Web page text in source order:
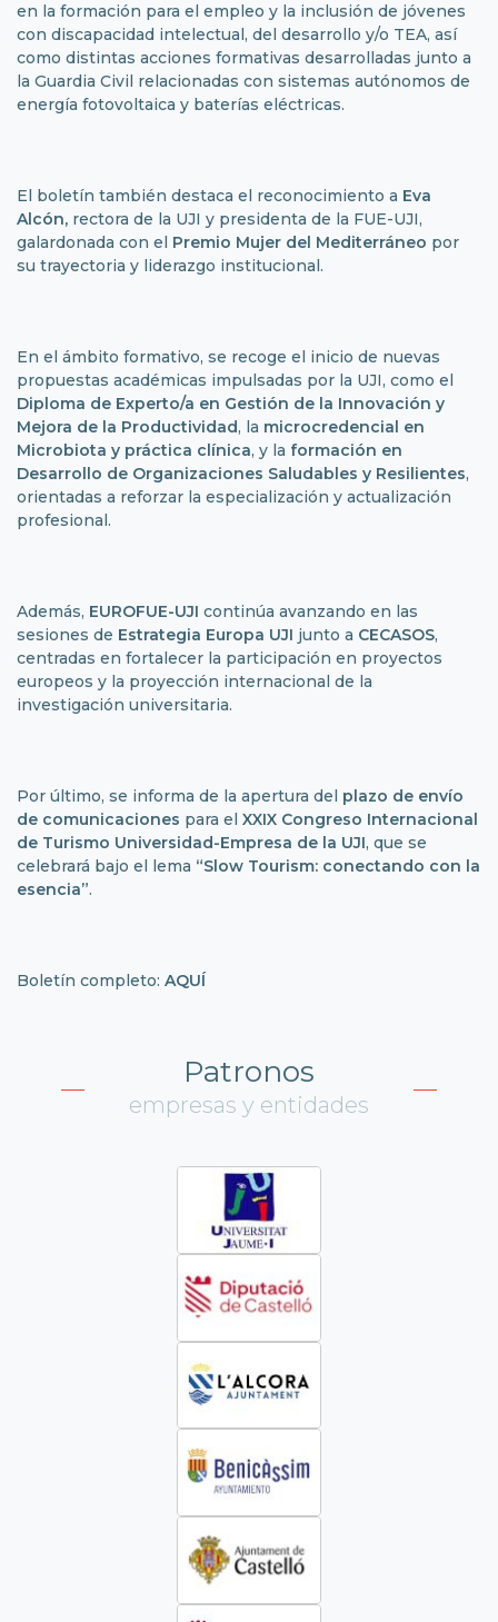
en la formación para el empleo y la inclusión de jóvenes
con discapacidad intelectual, del desarrollo y/o TEA, así
como distintas acciones formativas desarrolladas junto a
la Guardia Civil relacionadas con sistemas autónomos de
energía fotovoltaica y baterías eléctricas.
El boletín también destaca el reconocimiento a Eva
Alcón, rectora de la UJI y presidenta de la FUE-UJI,
galardonada con el Premio Mujer del Mediterráneo por
su trayectoria y liderazgo institucional.
En el ámbito formativo, se recoge el inicio de nuevas
propuestas académicas impulsadas por la UJI, como el
Diploma de Experto/a en Gestión de la Innovación y
Mejora de la Productividad, la microcredencial en
Microbiota y práctica clínica, y la formación en
Desarrollo de Organizaciones Saludables y Resilientes,
orientadas a reforzar la especialización y actualización
profesional.
Además, EUROFUE-UJI continúa avanzando en las
sesiones de Estrategia Europa UJI junto a CECASOS,
centradas en fortalecer la participación en proyectos
europeos y la proyección internacional de la
investigación universitaria.
Por último, se informa de la apertura del plazo de envío
de comunicaciones para el XXIX Congreso Internacional
de Turismo Universidad-Empresa de la UJI, que se
celebrará bajo el lema “Slow Tourism: conectando con la
esencia”.
Boletín completo: AQUÍ
Patronos
empresas y entidades